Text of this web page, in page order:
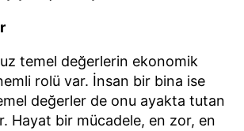
temel değerlerin ekonomik
rolü var. İnsan bir bina ise
değerler de onu ayakta tutan
Hayat bir mücadele, en zor, en